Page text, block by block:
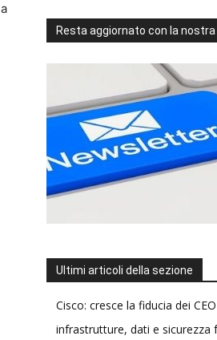
Resta aggiornato con la
Ultimi articoli della sezione
Cisco: cresce la fiducia dei
infrastrutture, dati e sicurezza